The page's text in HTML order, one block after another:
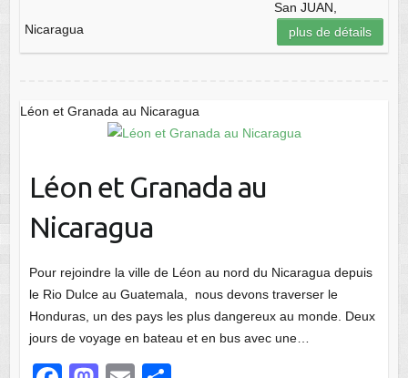
e
b
o
d
n
er
San JUAN,
Nicaragua
plus de détails
Léon et Granada au Nicaragua
Léon et Granada au
Nicaragua
Pour rejoindre la ville de Léon au nord du Nicaragua depuis
le Rio Dulce au Guatemala, nous devons traverser le
Honduras, un des pays les plus dangereux au monde. Deux
jours de voyage en bateau et en bus avec une…